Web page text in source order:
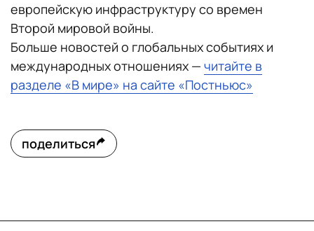
европейскую инфраструктуру со времен
Второй мировой войны.
Больше новостей о глобальных событиях и
международных отношениях — читайте в
разделе «В мире» на сайте «Постньюс»
поделиться